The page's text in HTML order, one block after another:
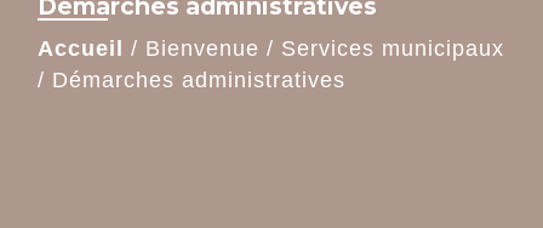
Démarches administratives
Accueil / Bienvenue / Services municipaux
/ Démarches administratives